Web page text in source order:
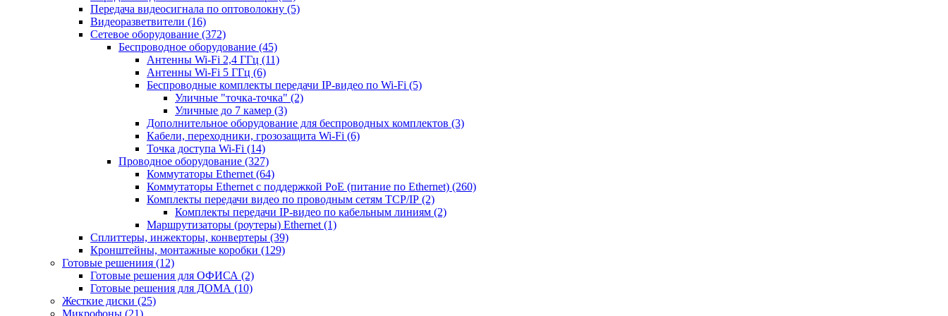
Передача видеосигнала по оптоволокну (5)
Видеоразветвители (16)
Сетевое оборудование (372)
Беспроводное оборудование (45)
Антенны Wi-Fi 2,4 ГГц (11)
Антенны Wi-Fi 5 ГГц (6)
Беспроводные комплекты передачи IP-видео по Wi-Fi (5)
Уличные "точка-точка" (2)
Уличные до 7 камер (3)
Дополнительное оборудование для беспроводных комплектов (3)
Кабели, переходники, грозозащита Wi-Fi (6)
Точка доступа Wi-Fi (14)
Проводное оборудование (327)
Коммутаторы Ethernet (64)
Коммутаторы Ethernet с поддержкой PoE (питание по Ethernet) (260)
Комплекты передачи видео по проводным сетям TCP/IP (2)
Комплекты передачи IP-видео по кабельным линиям (2)
Маршрутизаторы (роутеры) Ethernet (1)
Сплиттеры, инжекторы, конвертеры (39)
Кронштейны, монтажные коробки (129)
Готовые решениия (12)
Готовые решения для ОФИСА (2)
Готовые решения для ДОМА (10)
Жесткие диски (25)
Микрофоны (21)